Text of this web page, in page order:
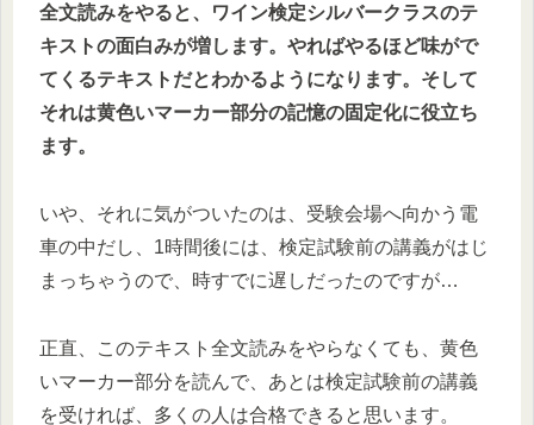
全文読みをやると、ワイン検定シルバークラスのテ
キストの面白みが増します。やればやるほど味がで
てくるテキストだとわかるようになります。そして
それは黄色いマーカー部分の記憶の固定化に役立ち
ます。
いや、それに気がついたのは、受験会場へ向かう電
車の中だし、1時間後には、検定試験前の講義がはじ
まっちゃうので、時すでに遅しだったのですが…
正直、このテキスト全文読みをやらなくても、黄色
いマーカー部分を読んで、あとは検定試験前の講義
を受ければ、多くの人は合格できると思います。